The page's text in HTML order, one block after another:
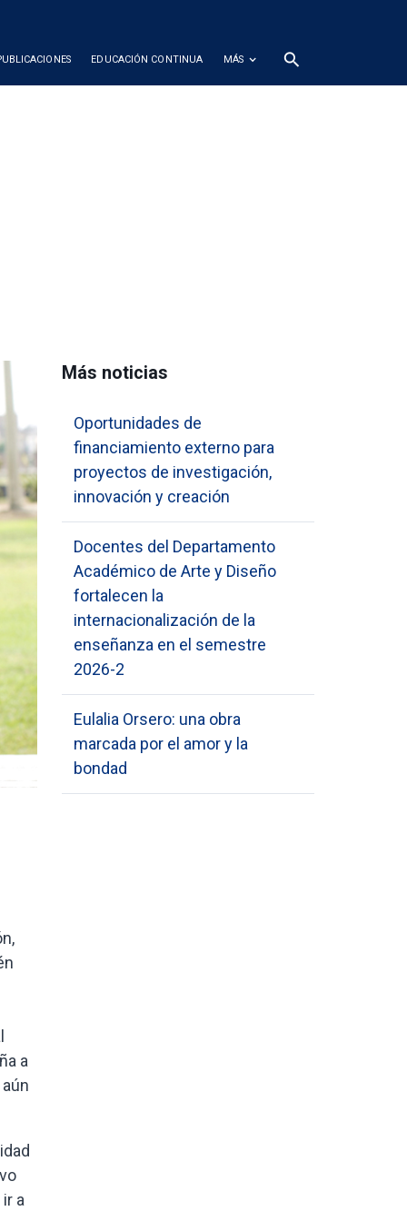
EDUCACIÓN CONTINUA MÁS search
a
a
Más noticias
Oportunidades de
financiamiento externo para
proyectos de investigación,
innovación y creación
Docentes del Departamento
Académico de Arte y Diseño
fortalecen la
internacionalización de la
enseñanza en el semestre
2026-2
Eulalia Orsero: una obra
marcada por el amor y la
bondad